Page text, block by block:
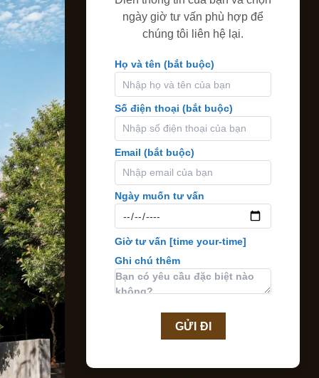
ngày giờ tư vấn phù hợp để
chúng tôi liên hệ lại.
Họ và tên (bắt buộc)
Số điện thoại (bắt buộc)
Email (bắt buộc)
Ngày muốn tư vấn
Giờ tư vấn [time your-time]
Ghi chú thêm